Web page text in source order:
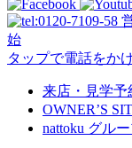
始
タップで電話をか
来店・見学予
OWNER’S
nattoku グル